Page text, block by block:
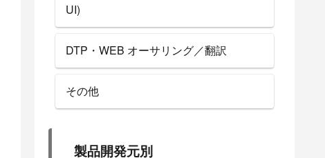
UI)
DTP・WEB オーサリング／翻訳
その他
製品開発元別